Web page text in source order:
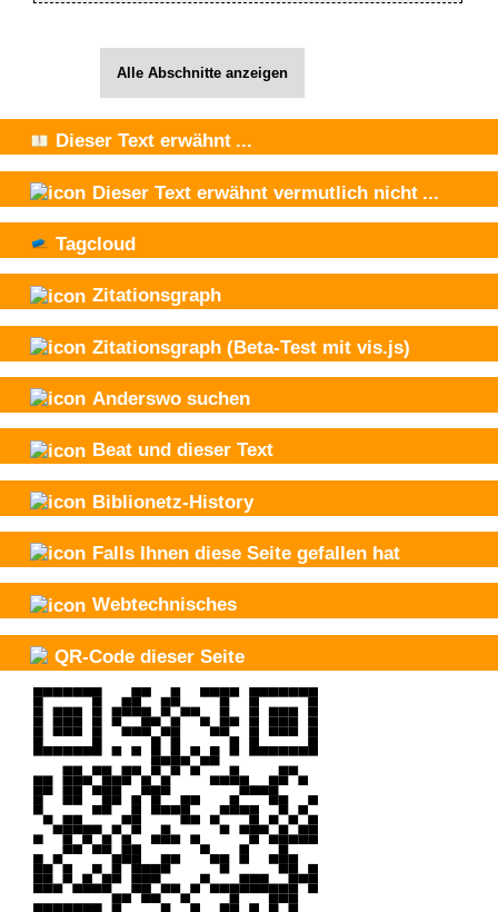
Alle Abschnitte anzeigen
Dieser Text erwähnt ...
Dieser Text erwähnt vermutlich nicht ...
Tagcloud
Zitationsgraph
Zitationsgraph (Beta-Test mit vis.js)
Anderswo suchen
Beat und dieser Text
Biblionetz-History
Falls Ihnen diese Seite gefallen hat
Webtechnisches
QR-Code dieser Seite